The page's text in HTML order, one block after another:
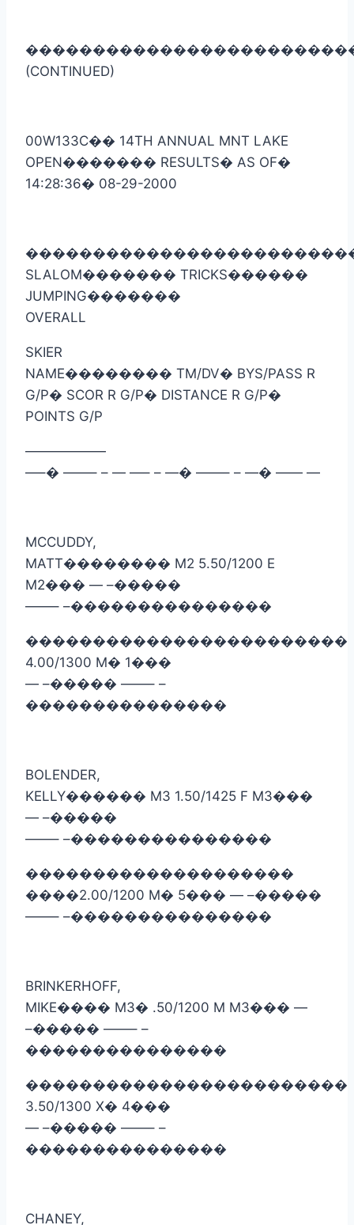
(CONTINUED)
00W133C�� 14TH ANNUAL MNT LAKE
OPEN������� RESULTS� AS OF�
14:28:36� 08-29-2000
SLALOM������� TRICKS������
JUMPING�������
OVERALL
SKIER
NAME�������� TM/DV� BYS/PASS R
G/P� SCOR R G/P� DISTANCE R G/P�
POINTS G/P
——————
—–� ——– – — —– – —� ——– – —� —— —
MCCUDDY,
MATT�������� M2 5.50/1200 E
M2��� — –�����
——– –���������������
������������������������
4.00/1300 M� 1���
— –����� ——– –
���������������
BOLENDER,
KELLY������ M3 1.50/1425 F M3���
— –�����
——– –���������������
��������������������
����2.00/1200 M� 5��� — –�����
——– –���������������
BRINKERHOFF,
MIKE���� M3� .50/1200 M M3��� —
–����� ——– –
���������������
������������������������
3.50/1300 X� 4���
— –����� ——– –
���������������
CHANEY,